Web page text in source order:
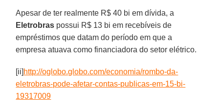
Apesar de ter realmente R$ 40 bi em dívida, a
Eletrobras possui R$ 13 bi em recebíveis de
empréstimos que datam do período em que a
empresa atuava como financiadora do setor elétrico.
[ii] http://oglobo.globo.com/economia/rombo-da-
eletrobras-pode-afetar-contas-publicas-em-15-bi-
19317009